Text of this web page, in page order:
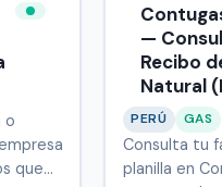
o
que
—
Recibo
Natural
PERÚ GAS
Consulta tu
planilla en